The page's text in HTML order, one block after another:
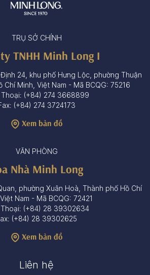
TRỤ SỞ CHÍNH
TNHH Minh Long I
24, khu phố Hưng Lộc, phường Thuận
Chí Minh, Việt Nam - Mã BCQG: 75216
(+84) 274 3668899
(+84) 274 3724173
Xem bản đồ
VĂN PHÒNG
Nhà Minh Long
phường Xuân Hoà, Thành phố Hồ Chí
Nam - Mã BCQG: 72421
(+84) 28 39302634
(+84) 28 39302625
Xem bản đồ
Liên hệ